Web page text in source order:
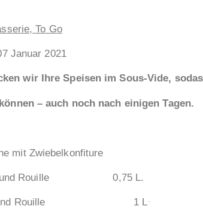
To Go
Januar 2021
Speisen im Sous-Vide,
– auch noch nach einigen
mit Zwiebelkonfiture
Rouille 0,75 L.
und Rouille 1 L